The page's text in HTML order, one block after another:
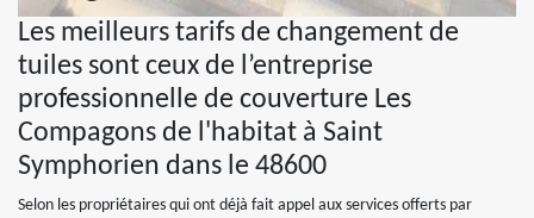
Les meilleurs tarifs de changement de
tuiles sont ceux de l’entreprise
professionnelle de couverture Les
Compagons de l'habitat à Saint
Symphorien dans le 48600
Selon les propriétaires qui ont déjà fait appel aux services offerts par